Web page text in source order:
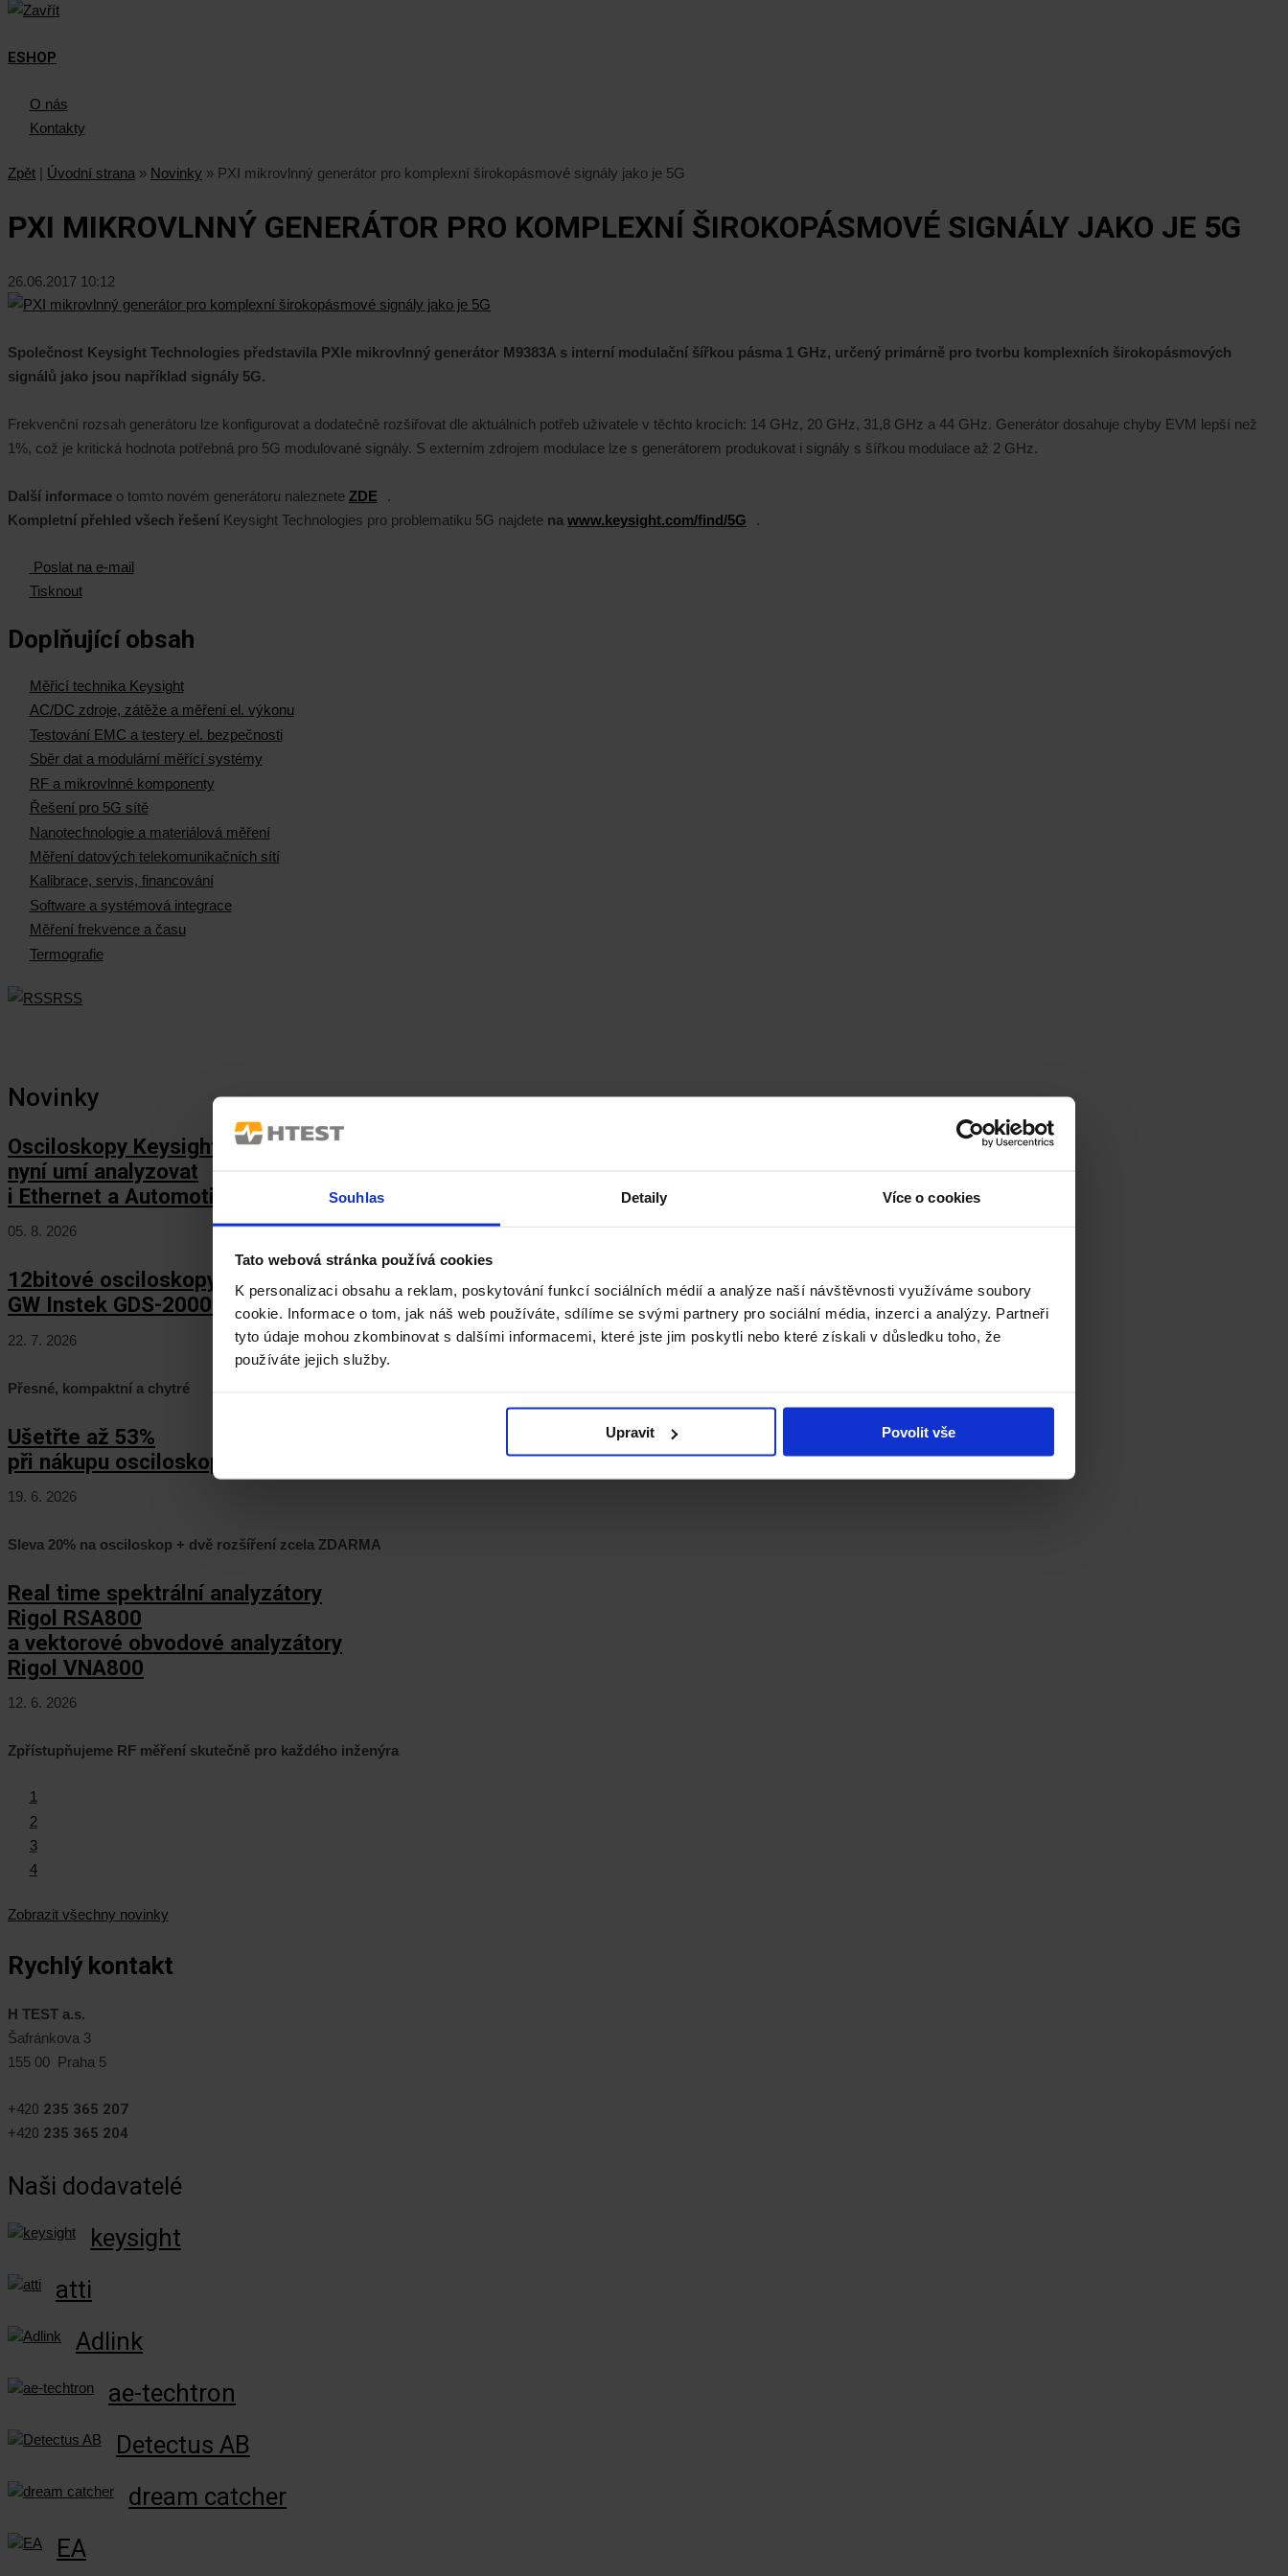
Souhlas Detaily Více o cookies
Tato webová stránka používá cookies
K personalizaci obsahu a reklam, poskytování funkcí sociálních médií a analýze naší návštěvnosti využíváme soubory
cookie. Informace o tom, jak náš web používáte, sdílíme se svými partnery pro sociální média, inzerci a analýzy. Partneři
tyto údaje mohou zkombinovat s dalšími informacemi, které jste jim poskytli nebo které získali v důsledku toho, že
používáte jejich služby.
Upravit Povolit vše
ESHOP
O nás
Kontakty
Zpět | Úvodní strana » Novinky » PXI mikrovlnný generátor pro komplexní širokopásmové signály jako je 5G
PXI MIKROVLNNÝ GENERÁTOR PRO KOMPLEXNÍ ŠIROKOPÁSMOVÉ SIGNÁLY JAKO JE 5G
26.06.2017 10:12
Společnost Keysight Technologies představila PXIe mikrovlnný generátor M9383A s interní modulační šířkou pásma 1 GHz, určený primárně pro tvorbu komplexních širokopásmových
signálů jako jsou například signály 5G.
Frekvenční rozsah generátoru lze konfigurovat a dodatečně rozšiřovat dle aktuálních potřeb uživatele v těchto krocích: 14 GHz, 20 GHz, 31,8 GHz a 44 GHz. Generátor dosahuje chyby EVM lepší než
1%, což je kritická hodnota potřebná pro 5G modulované signály. S externím zdrojem modulace lze s generátorem produkovat i signály s šířkou modulace až 2 GHz.
Další informace o tomto novém generátoru naleznete ZDE
.
Kompletní přehled všech řešení Keysight Technologies pro problematiku 5G najdete na www.keysight.com/find/5G .
Poslat na e-mail
Tisknout
Doplňující obsah
Měřicí technika Keysight
AC/DC zdroje, zátěže a měření el. výkonu
Testování EMC a testery el. bezpečnosti
Sběr dat a modulární měřící systémy
RF a mikrovlnné komponenty
Řešení pro 5G sítě
Nanotechnologie a materiálová měření
Měření datových telekomunikačních sítí
Kalibrace, servis, financování
Software a systémová integrace
Měření frekvence a času
Termografie
RSS
Novinky
Osciloskopy Keysight HD3
nyní umí analyzovat
i Ethernet a Automotive Ethernet!
05. 8. 2026
12bitové osciloskopy
GW Instek GDS-2000HD/HG
22. 7. 2026
Přesné, kompaktní a chytré
Ušetřte až 53%
při nákupu osciloskopů Keysight HD3!
19. 6. 2026
Sleva 20% na osciloskop + dvě rozšíření zcela ZDARMA
Real time spektrální analyzátory
Rigol RSA800
a vektorové obvodové analyzátory
Rigol VNA800
12. 6. 2026
Zpřístupňujeme RF měření skutečně pro každého inženýra
1
2
3
4
Zobrazit všechny novinky
Rychlý kontakt
H TEST a.s.
Šafránkova 3
155 00 Praha 5
+420 235 365 207
+420 235 365 204
Naši dodavatelé
keysight
atti
Adlink
ae-techtron
Detectus AB
dream catcher
EA